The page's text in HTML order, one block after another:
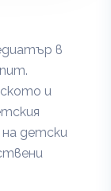
в
и
на детски